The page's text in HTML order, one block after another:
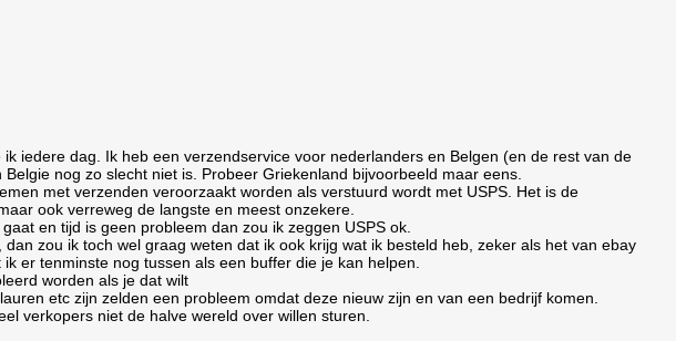
iedere dag. Ik heb een verzendservice voor nederlanders en Belgen (en de rest van de
nog zo slecht niet is. Probeer Griekenland bijvoorbeeld maar eens.
met verzenden veroorzaakt worden als verstuurd wordt met USPS. Het is de
ook verreweg de langste en meest onzekere.
en tijd is geen probleem dan zou ik zeggen USPS ok.
zou ik toch wel graag weten dat ik ook krijg wat ik besteld heb, zeker als het van ebay
er tenminste nog tussen als een buffer die je kan helpen.
worden als je dat wilt
etc zijn zelden een probleem omdat deze nieuw zijn en van een bedrijf komen.
verkopers niet de halve wereld over willen sturen.